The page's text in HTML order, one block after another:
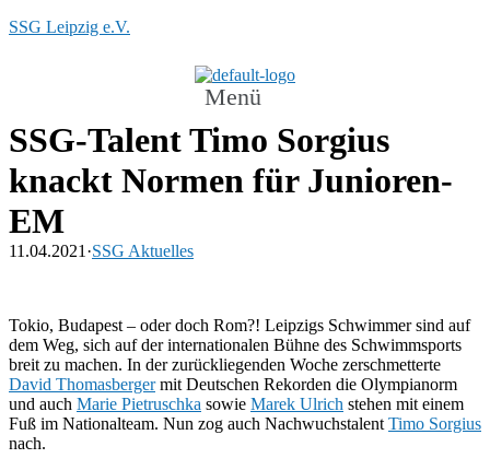
SSG Leipzig e.V.
Menü
SSG-Talent Timo Sorgius
knackt Normen für Junioren-
EM
11.04.2021 ·SSG Aktuelles
Tokio, Budapest – oder doch Rom?! Leipzigs Schwimmer sind auf
dem Weg, sich auf der internationalen Bühne des Schwimmsports
breit zu machen. In der zurückliegenden Woche zerschmetterte
David Thomasbergermit Deutschen Rekorden die Olympianorm
und auch Marie Pietruschka sowie Marek Ulrich stehen mit einem
Fuß im Nationalteam. Nun zog auch Nachwuchstalent Timo Sorgius
nach.